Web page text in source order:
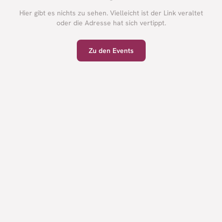
Hier gibt es nichts zu sehen. Vielleicht ist der Link veraltet
oder die Adresse hat sich vertippt.
Zu den Events